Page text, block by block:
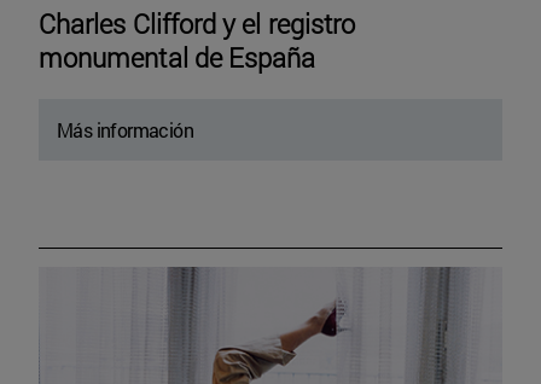
Charles Clifford y el registro
monumental de España
Más información